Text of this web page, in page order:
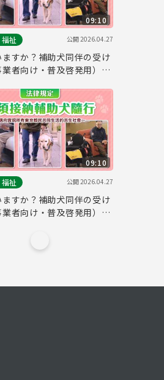
09:10
祉
公開2026.04.27
ますか？補助犬同伴の受け
者向け・普及啓発用）
09:10
祉
公開2026.04.27
ますか？補助犬同伴の受け
者向け・普及啓発用）